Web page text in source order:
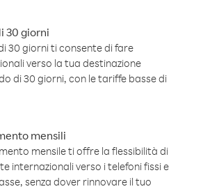
30 giorni
30 giorni ti consente di fare
verso la tua destinazione
di 30 giorni, con le tariffe basse di
mensili
mensile ti offre la flessibilità di
internazionali verso i telefoni fissi e
senza dover rinnovare il tuo